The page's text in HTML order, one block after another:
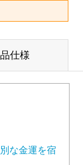
仕様
な金運を宿